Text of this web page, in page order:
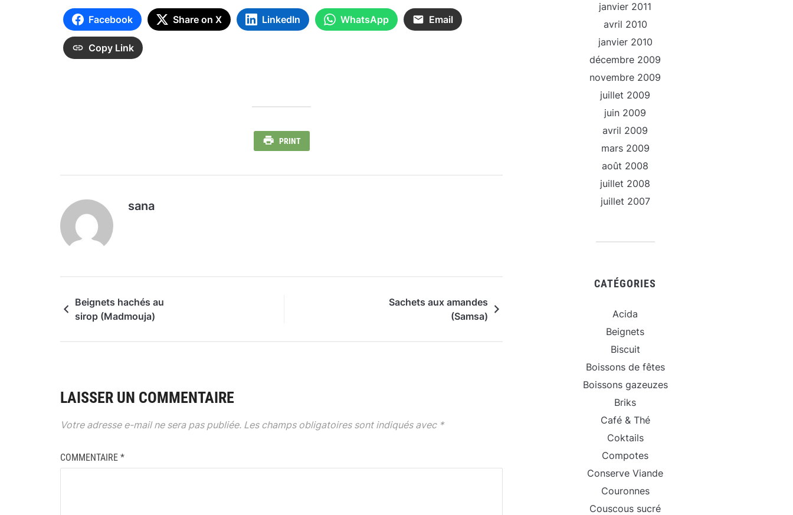
Facebook Share on X LinkedIn WhatsApp Email
Copy Link
PRINT
sana
Beignets hachés au
sirop (Madmouja)
Sachets aux amandes
(Samsa)
LAISSER UN COMMENTAIRE
Votre adresse e-mail ne sera pas publiée. Les champs obligatoires sont indiqués avec *
COMMENTAIRE *
janvier 2011
avril 2010
janvier 2010
décembre 2009
novembre 2009
juillet 2009
juin 2009
avril 2009
mars 2009
août 2008
juillet 2008
juillet 2007
CATÉGORIES
Acida
Beignets
Biscuit
Boissons de fêtes
Boissons gazeuzes
Briks
Café & Thé
Coktails
Compotes
Conserve Viande
Couronnes
Couscous sucré